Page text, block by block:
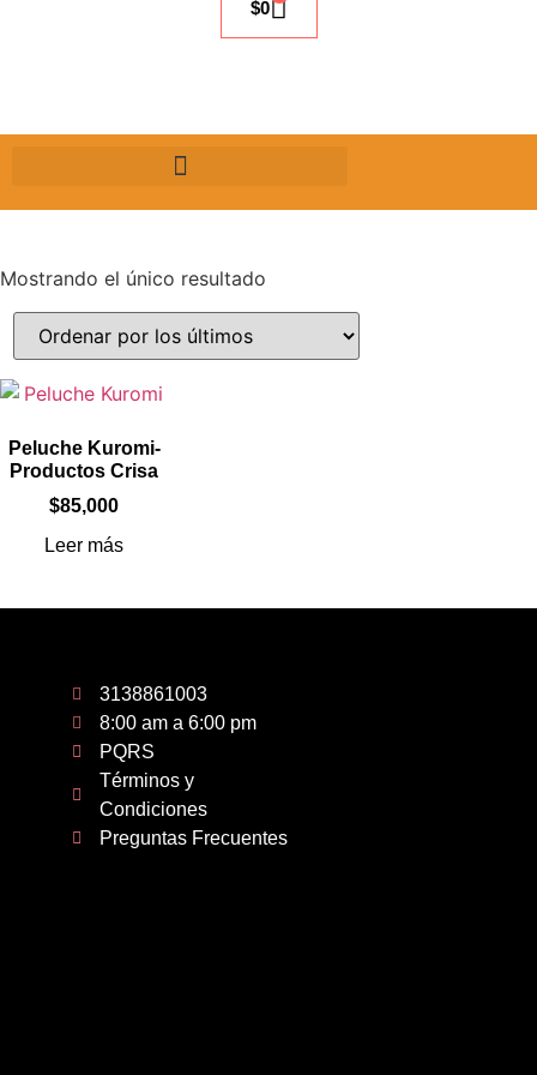
$0
Mostrando el único resultado
Peluche Kuromi-
Productos Crisa
$85,000
Leer más
3138861003
8:00 am a 6:00 pm
PQRS
Términos y
Condiciones
Preguntas Frecuentes